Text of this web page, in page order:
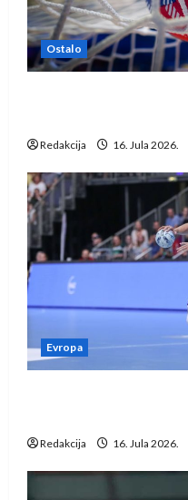
Ostalo
Redakcija 16. Jula 2026.
Evropa
Redakcija 16. Jula 2026.